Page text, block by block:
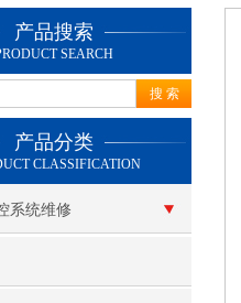
产品搜索
SEARCH
产品分类
CLASSIFICATION
系统维修